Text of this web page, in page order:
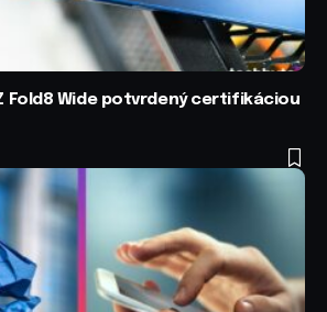
Fold8 Wide potvrdený certifikáciou